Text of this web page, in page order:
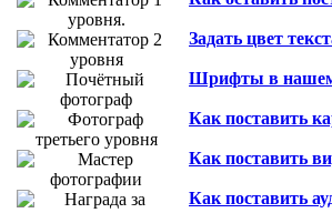
Задать цвет
Шрифты в нашем
Как поставить
Как поставить
Как поставить